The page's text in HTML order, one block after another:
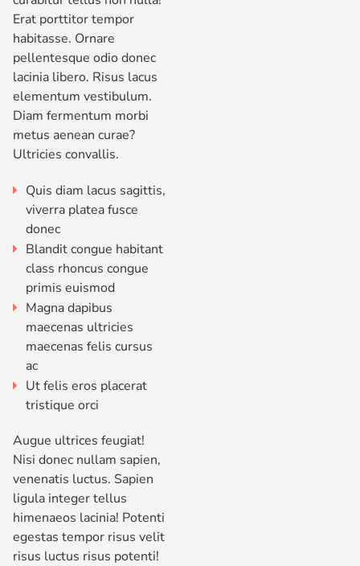
Erat porttitor tempor
habitasse. Ornare
pellentesque odio donec
lacinia libero. Risus lacus
elementum vestibulum.
Diam fermentum morbi
metus aenean curae?
Ultricies convallis.
Quis diam lacus sagittis,
viverra platea fusce
donec
Blandit congue habitant
class rhoncus congue
primis euismod
Magna dapibus
maecenas ultricies
maecenas felis cursus
ac
Ut felis eros placerat
tristique orci
Augue ultrices feugiat!
Nisi donec nullam sapien,
venenatis luctus. Sapien
ligula integer tellus
himenaeos lacinia! Potenti
egestas tempor risus velit
risus luctus risus potenti!